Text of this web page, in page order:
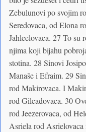
Zebulunovi po svojim
Seredovaca, od Elona
Jahleelovaca. 27 To su
njima koji bijahu
stotina. 28 Sinovi
Manaše i Efraim. 29
rod Makirovaca. I
rod Gileadovaca. 30
rod Jeezerovaca, od
Asriela rod Asrielovaca